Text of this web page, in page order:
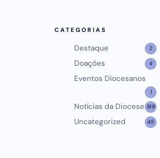
CATEGORIAS
Destaque 2
Doações 4
Eventos Diocesanos
1
Notícias da Diocese 189
Uncategorized 45